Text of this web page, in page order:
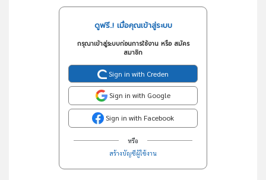
ดูฟรี..! เมื่อคุณเข้าสู่ระบบ
กรุณาเข้าสู่ระบบก่อนการใช้งาน หรือ สมัคร
สมาชิก
Sign in with Creden
Sign in with Google
Sign in with Facebook
หรือ
สร้างบัญชีผู้ใช้งาน